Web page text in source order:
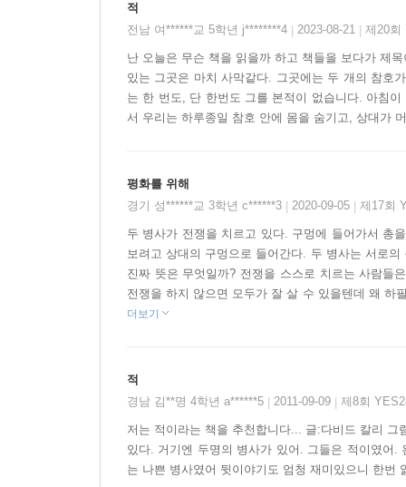
적
전남 여******교 5학년 j********4
2023-08-21 제20회
난 오늘은 무슨 책을 읽을까 하고 책들을 보다가 제
있는 그곳은 마치 사막같다. 그곳에는 두 개의 참호
는 한 번도, 단 한번도 그를 본적이 없습니다. 아침
서 우리는 하루종일 참호 안에 몸을 숨기고, 상대가
평화를 위해
경기 성******교 3학년 c******3
2020-09-05 제17회
두 병사가 전쟁을 치르고 있다. 구멍에 들어가서 총
보려고 상대의 구멍으로 들어간다. 두 병사는 서로
진짜 뜻은 무엇일까? 전쟁을 스스로 치르는 사람들
전쟁을 하지 않으면 모두가 잘 살 수 있을텐데 왜 하
더보기
적
경남 김**명 4학년 a******5
2011-09-09 제8회
저는 적이라는 책을 추천합니다... 글:다비드 칼리
있다. 거기엔 두명의 병사가 있어. 그들은 적이였어
는 나쁜 병사였어 뒷이야기도 엄청 재미있으니 한번